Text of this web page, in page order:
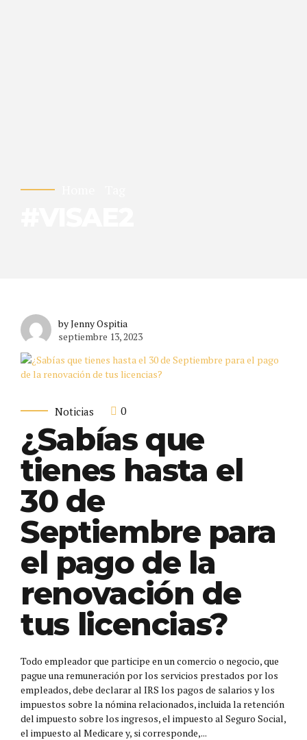
by Jenny Ospitia
septiembre 13, 2023
Noticias 0
¿Sabías que
tienes hasta el
30 de
Septiembre para
el pago de la
renovación de
tus licencias?
Todo empleador que participe en un comercio o negocio, que
pague una remuneración por los servicios prestados por los
empleados, debe declarar al IRS los pagos de salarios y los
impuestos sobre la nómina relacionados, incluida la retención
del impuesto sobre los ingresos, el impuesto al Seguro Social,
el impuesto al Medicare y, si corresponde,...